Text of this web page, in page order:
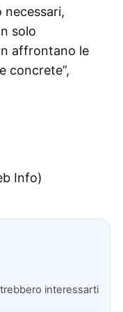
solo
affrontano le
concrete”,
Info)
interessarti